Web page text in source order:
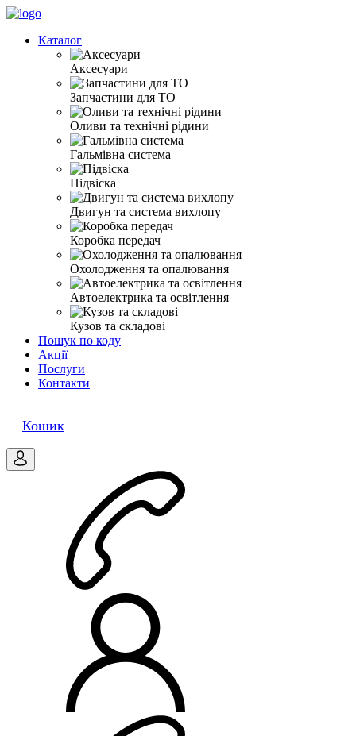
Каталог
Аксесуари
Запчастини для ТО
Оливи та технічні рідини
Гальмівна система
Підвіска
Двигун та система вихлопу
Коробка передач
Охолодження та опалювання
Автоелектрика та освітлення
Кузов та складові
Пошук по коду
Акції
Послуги
Контакти
Кошик